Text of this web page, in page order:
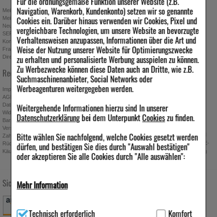
Navigation, Warenkorb, Kundenkonto) setzen wir so genannte
Cookies ein. Darüber hinaus verwenden wir Cookies, Pixel und
vergleichbare Technologien, um unsere Website an bevorzugte
Verhaltensweisen anzupassen, Informationen über die Art und
Weise der Nutzung unserer Website für Optimierungszwecke
zu erhalten und personalisierte Werbung ausspielen zu können.
Zu Werbezwecke können diese Daten auch an Dritte, wie z.B.
Suchmaschinenanbieter, Social Networks oder
Werbeagenturen weitergegeben werden.
Weitergehende Informationen hierzu sind In unserer
Datenschutzerklärungbei dem UnterpunktCookieszu finden.
Bitte wählen Sie nachfolgend, welche Cookies gesetzt werden
dürfen, und bestätigen Sie dies durch "Auswahl bestätigen"
oder akzeptieren Sie alle Cookies durch "Alle auswählen":
Mehr Information
für die Grundfunktionen unserer Website notwendig sind (z.B.
Technisch erforderlich
Komfort
Mein Kundenkonto
Mein Merkzettel
Neuregistrierung
SEPA-Empfängerüberprüfung
Kontakt
Fragen & Antworten
Direktbestellung
Stellenangebote
Presseportal
Affiliate-Programm
Download-Archiv
Bonus-Programm
Freundschaftswerbung
Gutscheine & Aktionen
Rechtliches
Impressum
AGB
Datenschutz
Widerrufsbelehrung
Barrierefreiheitserklärung
Versand
Zahlung
Rücknahmebedingungen
Käuferschutz
Newsletter anmelden & Vorteile
sichern
Absenden
Schnäppchen, Gutscheine, Aktionen und
Angebote der ipill Versandapotheke per E-
Mail informiert werden. Diese Einwilligung
kann jederzeit widerrufen werden.
Sichere Zahlung Versandarten